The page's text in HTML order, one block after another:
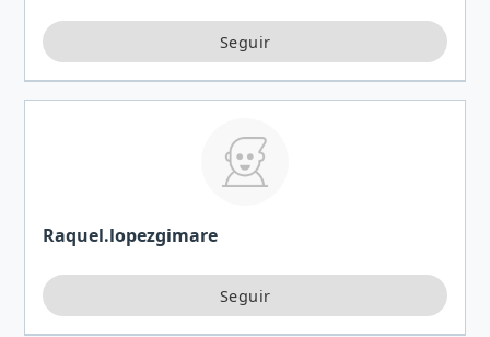
Raquel.lopezgimare